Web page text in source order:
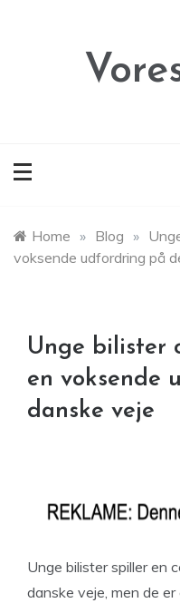
Home » Blog »
voksende udfordring på
Unge bilister
en voksende
danske veje
Unge bilister spiller en
danske veje, men de